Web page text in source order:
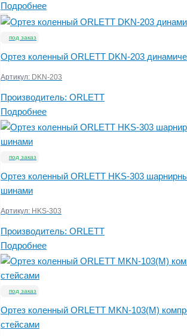
Подробнее
под заказ
Ортез коленный ORLETT DKN-203
Артикул: DKN-203
Производитель: ORLETT
Подробнее
под заказ
Ортез коленный ORLETT HKS-303
шинами
Артикул: HKS-303
Производитель: ORLETT
Подробнее
под заказ
Ортез коленный ORLETT MKN-103(M)
стейсами